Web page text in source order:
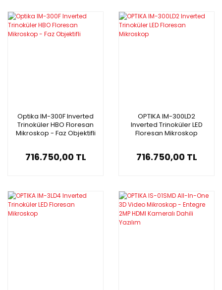
Optika IM-300F Inverted
Trinoküler HBO Floresan
Mikroskop - Faz Objektifli
716.750,00 TL
OPTIKA IM-300LD2
Inverted Trinoküler LED
Floresan Mikroskop
716.750,00 TL